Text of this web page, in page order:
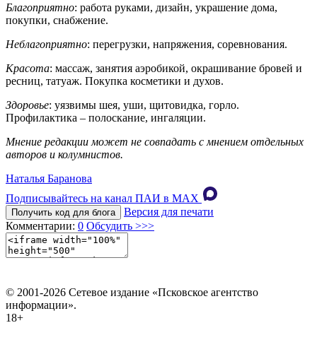
Благоприятно: работа руками, дизайн, украшение дома,
покупки, снабжение.
Неблагоприятно: перегрузки, напряжения, соревнования.
Красота: массаж, занятия аэробикой, окрашивание бровей и
ресниц, татуаж. Покупка косметики и духов.
Здоровье: уязвимы шея, уши, щитовидка, горло.
Профилактика – полоскание, ингаляции.
Мнение редакции может не совпадать с мнением отдельных
авторов и колумнистов.
Наталья Баранова
Подписывайтесь на канал ПАИ в MAХ
Получить код для блога
Версия для печати
Комментарии: 0 Обсудить >>>
© 2001-2026 Сетевое издание «Псковское агентство
информации».
18+